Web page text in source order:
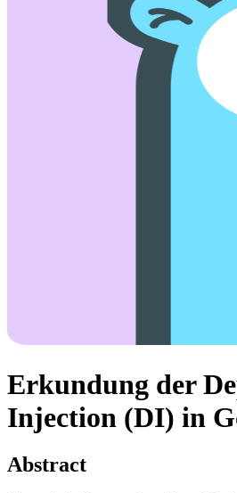
Erkundung der
Injection (DI) in
Abstract